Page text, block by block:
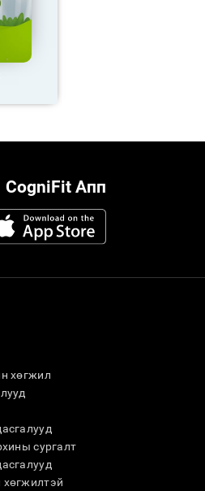
CogniFit Апп
хөгжил
сургалт